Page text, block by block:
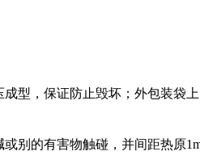
型，保证防止毁坏；外包装袋
别的有害物触碰，并间距热原